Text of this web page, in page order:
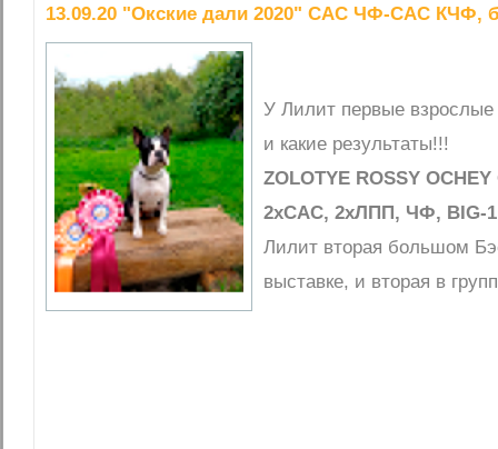
13.09.20 "Окские дали 2020" САС ЧФ-САС КЧФ,
У Лилит первые взрослые
и какие результаты!!!
ZOLOTYE ROSSY
2хСАС, 2хЛПП, ЧФ, BIG-
Лилит вторая большом
выставке, и вторая в